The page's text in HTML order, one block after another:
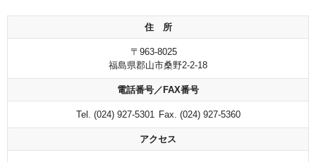
関西・京滋・北陸エリア
住 所
〒963-8025
福島県郡山市桑野2-2-18
電話番号／FAX番号
Tel. (024) 927-5301 Fax. (024) 927-5360
アクセス